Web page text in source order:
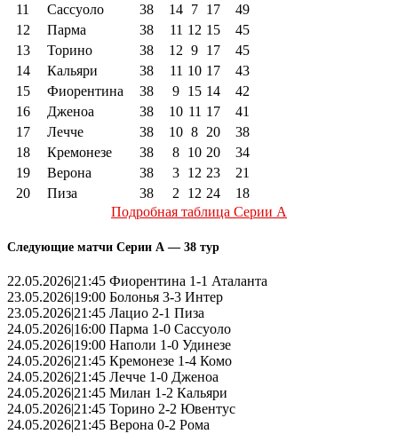
11
Сассуоло 38 14 7 17
49
12
Парма 38 11 12 15
45
13
Торино 38 12 9 17
45
14
Кальяри 38 11 10 17
43
15
Фиорентина 38 9 15 14
42
16
Дженоа 38 10 11 17
41
17
Лечче 38 10 8 20
38
18
Кремонезе 38 8 10 20
34
19
Верона 38 3 12 23
21
20
Пиза 38 2 12 24
18
Подробная таблица Серии А
Следующие матчи Серии А — 38 тур
22.05.2026|21:45 Фиорентина 1-1 Аталанта
23.05.2026|19:00 Болонья 3-3 Интер
23.05.2026|21:45 Лацио 2-1 Пиза
24.05.2026|16:00 Парма 1-0 Сассуоло
24.05.2026|19:00 Наполи 1-0 Удинезе
24.05.2026|21:45 Кремонезе 1-4 Комо
24.05.2026|21:45 Лечче 1-0 Дженоа
24.05.2026|21:45 Милан 1-2 Кальяри
24.05.2026|21:45 Торино 2-2 Ювентус
24.05.2026|21:45 Верона 0-2 Рома